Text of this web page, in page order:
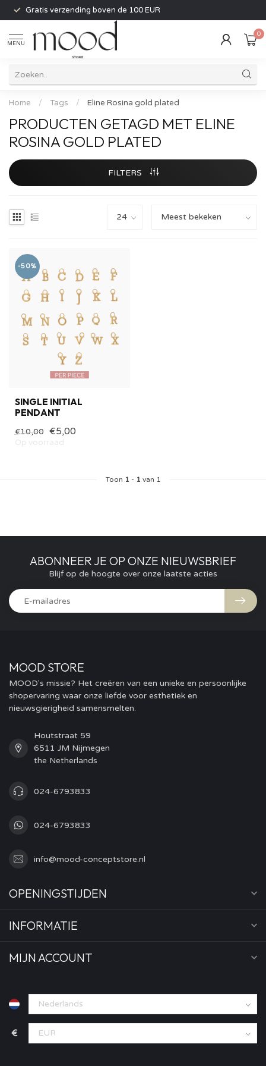
Gratis verzending boven de 100 EUR
MENU
0
Home / Tags / Eline Rosina gold plated
PRODUCTEN GETAGD MET ELINE
ROSINA GOLD PLATED
FILTERS
-50%
SINGLE INITIAL
PENDANT
€10,00 €5,00
Op voorraad
Toon 1 - 1 van 1
ABONNEER JE OP ONZE NIEUWSBRIEF
Blijf op de hoogte over onze laatste acties
MOOD STORE
MOOD's missie? Het creëren van een unieke en persoonlijke
shopervaring waar onze liefde voor esthetiek en
nieuwsgierigheid samensmelten.
Houtstraat 59
6511 JM Nijmegen
the Netherlands
024-6793833
024-6793833
info@mood-conceptstore.nl
OPENINGSTIJDEN
INFORMATIE
MIJN ACCOUNT
€